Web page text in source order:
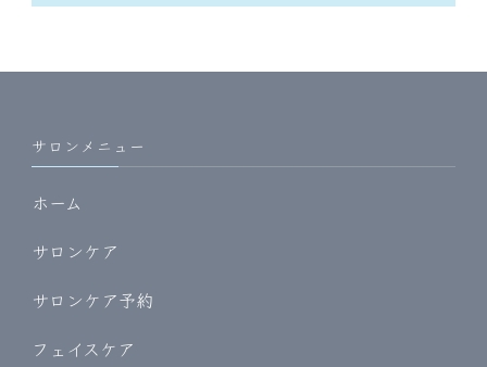
サロンメニュー
ホーム
サロンケア
サロンケア予約
フェイスケア